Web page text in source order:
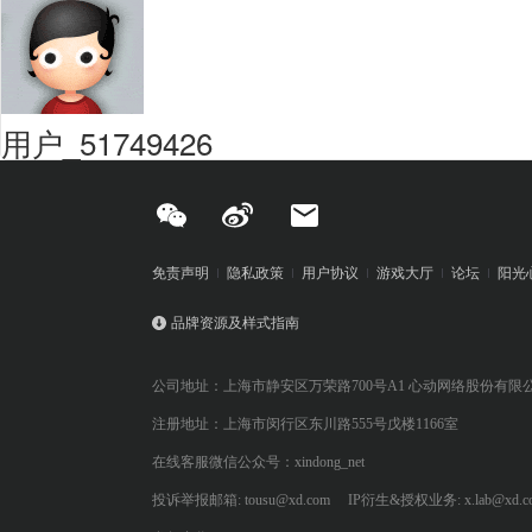
用户_51749426
免责声明 隐私政策 用户协议 游戏大厅 论坛 阳光
品牌资源及样式指南
公司地址：上海市静安区万荣路700号A1 心动网络股份有限
注册地址：上海市闵行区东川路555号戊楼1166室
在线客服微信公众号：xindong_net
投诉举报邮箱: tousu@xd.com IP衍生&授权业务: